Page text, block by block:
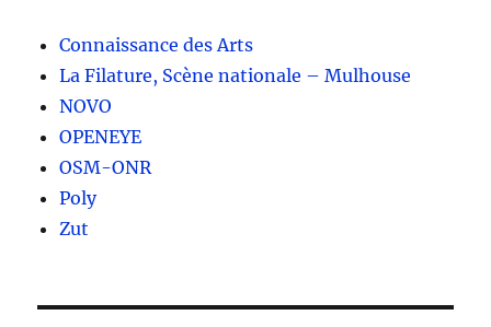
Connaissance des Arts
La Filature, Scène nationale – Mulhouse
NOVO
OPENEYE
OSM-ONR
Poly
Zut